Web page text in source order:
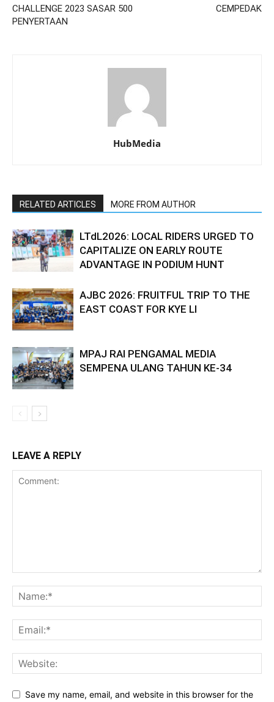
CHALLENGE 2023 SASAR 500
PENYERTAAN
CEMPEDAK
HubMedia
RELATED ARTICLES MORE FROM AUTHOR
LTdL2026: LOCAL RIDERS URGED TO
CAPITALIZE ON EARLY ROUTE
ADVANTAGE IN PODIUM HUNT
AJBC 2026: FRUITFUL TRIP TO THE
EAST COAST FOR KYE LI
MPAJ RAI PENGAMAL MEDIA
SEMPENA ULANG TAHUN KE-34
LEAVE A REPLY
Save my name, email, and website in this browser for the